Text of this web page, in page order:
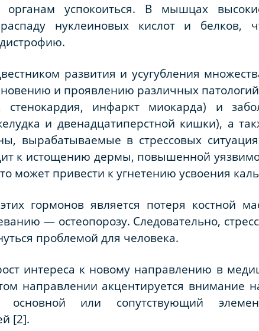
успокоиться. В мышцах
нуклеиновых кислот и белков,
развития и усугубления
и проявлению различных
стенокардия, инфаркт миокарда) и
и двенадцатиперстной кишки), а
вырабатываемые в стрессовых
к истощению дермы, повышенной
может привести к угнетению усвоения
гормонов является потеря костной
— остеопорозу. Следовательно,
проблемой для человека.
интереса к новому направлению в
направлении акцентируется внимание
основной или сопутствующий
[2].